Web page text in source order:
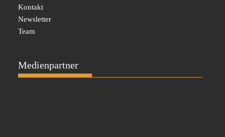
Kontakt
Newsletter
Team
Medienpartner